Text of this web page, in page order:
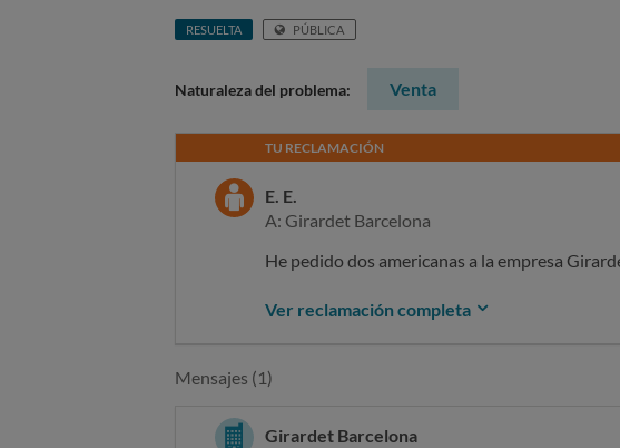
RESUELTA PÚBLICA
Naturaleza del problema: Venta
TU RECLAMACIÓN
E. E.
A: Girardet Barcelona
He pedido dos americanas a la empresa
Acabo de recibir el paquete y al abrirlo veo
La verdad es que cuando hice el pedido
El producto que aparece en la web y el
Ver reclamación completa
Mensajes (1)
Girardet Barcelona